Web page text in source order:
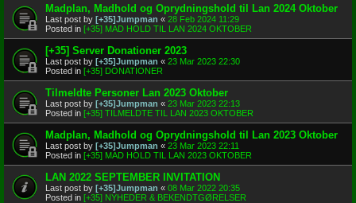
Madplan, Madhold og Oprydningshold til Lan 2024 Oktober
Last post by [+35]Jumpman « 28 Feb 2024 11:29
Posted in [+35] MAD HOLD TIL LAN 2024 OKTOBER
[+35] Server Donationer 2023
Last post by [+35]Jumpman « 23 Mar 2023 22:30
Posted in [+35] DONATIONER
Tilmeldte Personer Lan 2023 Oktober
Last post by [+35]Jumpman « 23 Mar 2023 22:13
Posted in [+35] TILMELDTE TIL LAN 2023 OKTOBER
Madplan, Madhold og Oprydningshold til Lan 2023 Oktober
Last post by [+35]Jumpman « 23 Mar 2023 22:11
Posted in [+35] MAD HOLD TIL LAN 2023 OKTOBER
LAN 2022 SEPTEMBER INVITATION
Last post by [+35]Jumpman « 08 Mar 2022 20:35
Posted in [+35] NYHEDER & BEKENDTGØRELSER